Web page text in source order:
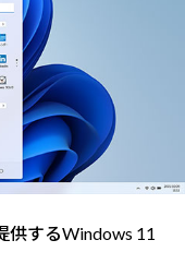
供するWindows 11